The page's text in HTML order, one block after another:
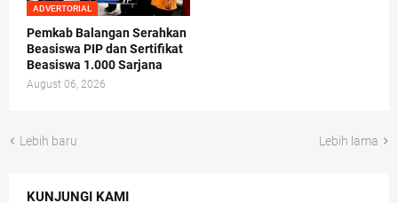
ADVERTORIAL
Pemkab Balangan Serahkan
Beasiswa PIP dan Sertifikat
Beasiswa 1.000 Sarjana
August 06, 2026
Lebih baru Lebih lama
KUNJUNGI KAMI